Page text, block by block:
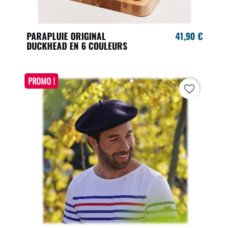
PARAPLUIE ORIGINAL
DUCKHEAD EN 6 COULEURS
41,90 €
PROMO !
favorite_border